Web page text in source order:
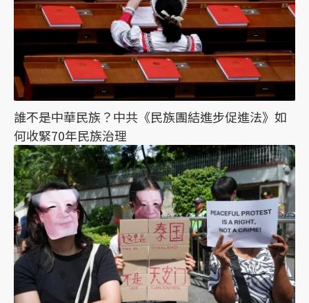
誰不是中華民族？中共《民族團結進步促進法》如
何收緊70年民族治理